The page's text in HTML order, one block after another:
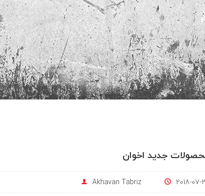
جدید اخوان
2018-07-
Akhavan Tabriz